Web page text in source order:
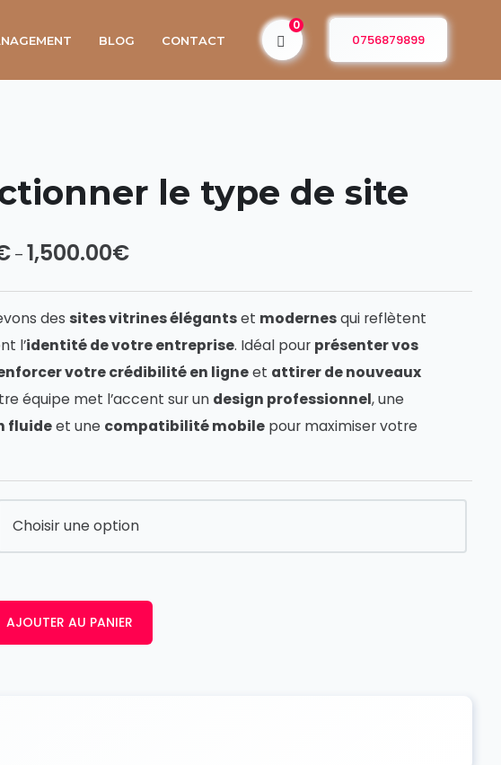
BLOG CONTACT
0
0756879899
le type de site
– 1,500.00€
des sites vitrines élégantset modernesqui reflètent
l’identité de votre entreprise. Idéal pour présenter vos
votre crédibilité en ligneet attirer de nouveaux
équipe met l’accent sur un design professionnel, une
fluideet une compatibilité mobilepour maximiser votre
AJOUTER AU PANIER